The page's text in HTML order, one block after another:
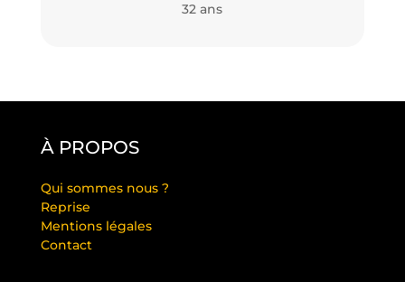
32 ans
À PROPOS
Qui sommes nous ?
Reprise
Mentions légales
Contact